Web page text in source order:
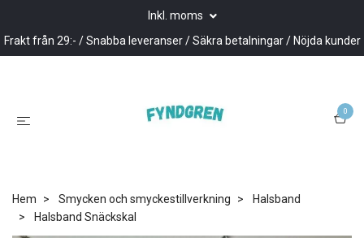
Inkl. moms
Frakt från 29:- / Snabba leveranser / Säkra betalningar / Nöjda kunder
0
Hem Smycken och smyckestillverkning
Halsband
Halsband Snäckskal